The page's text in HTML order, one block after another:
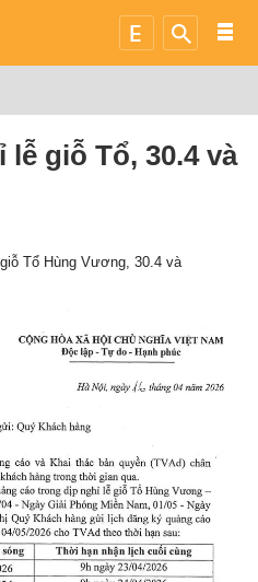
giỗ Tổ, 30.4 và
Tổ Hùng Vương, 30.4 và